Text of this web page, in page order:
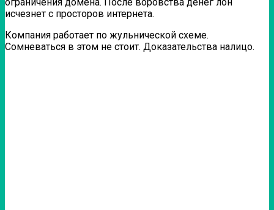
исчезнет с просторов интернета.
Компания работает по жульнической схеме.
Сомневаться в этом не стоит. Доказательства налицо.